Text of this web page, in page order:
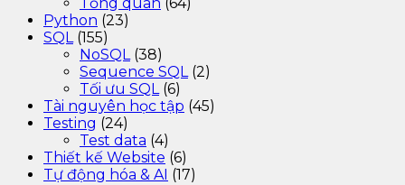
Tổng quan (64)
Python (23)
SQL(155)
NoSQL(38)
Sequence SQL(2)
Tối ưu SQL(6)
Tài nguyên học tập (45)
Testing (24)
Test data (4)
Thiết kế Website (6)
Tự động hóa & AI (17)